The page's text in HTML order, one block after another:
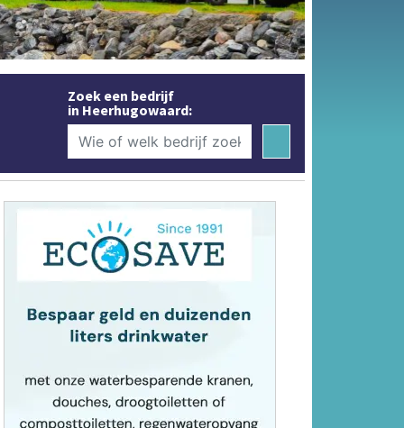
Zoek een bedrijf
in Heerhugowaard: